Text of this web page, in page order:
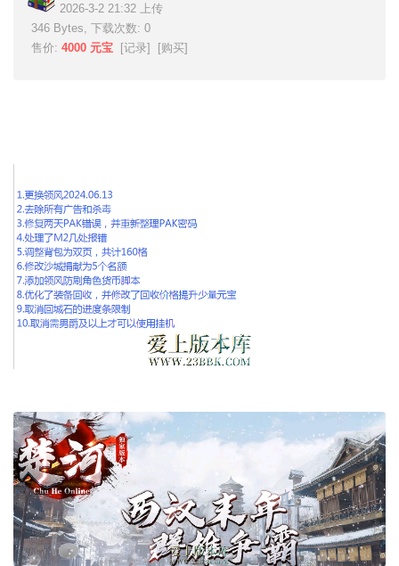
2026-3-2 21:32 上传
346 Bytes, 下载次数: 0
售价: 4000 元宝 [记录] [购买]